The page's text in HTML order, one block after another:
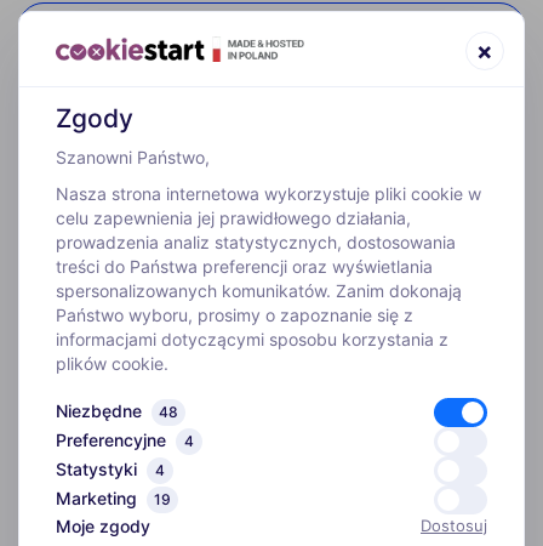
WYJAZDY
INFORMACJE
O FIRMIE
Biuro
Kim jesteśmy
ADRES
Zgody
×
Szanowni Państwo,
Nasza strona internetowa wykorzystuje pliki cookie w
celu zapewnienia jej prawidłowego działania,
prowadzenia analiz statystycznych, dostosowania
treści do Państwa preferencji oraz wyświetlania
spersonalizowanych komunikatów. Zanim dokonają
Państwo wyboru, prosimy o zapoznanie się z
informacjami dotyczącymi sposobu korzystania z
plików cookie.
Niezbędne 48
Preferencyjne 4
Statystyki 4
Marketing 19
Moje zgody Dostosuj